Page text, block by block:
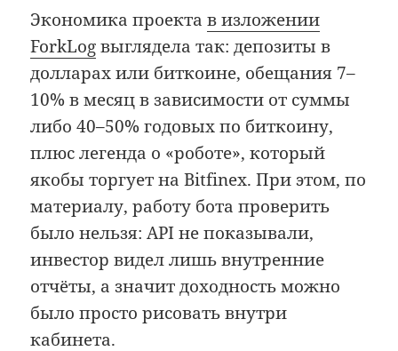
Экономика проектав изложении
ForkLogвыглядела так: депозиты в
долларах или биткоине, обещания 7–
10% в месяц в зависимости от суммы
либо 40–50% годовых по биткоину,
плюс легенда о «роботе», который
якобы торгует на Bitfinex. При этом, по
материалу, работу бота проверить
было нельзя: API не показывали,
инвестор видел лишь внутренние
отчёты, а значит доходность можно
было просто рисовать внутри
кабинета.